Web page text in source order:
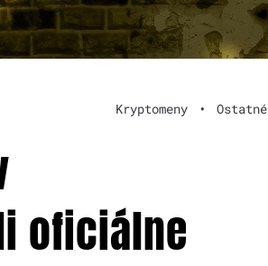
Kryptomeny • Ostatné
oficiálne